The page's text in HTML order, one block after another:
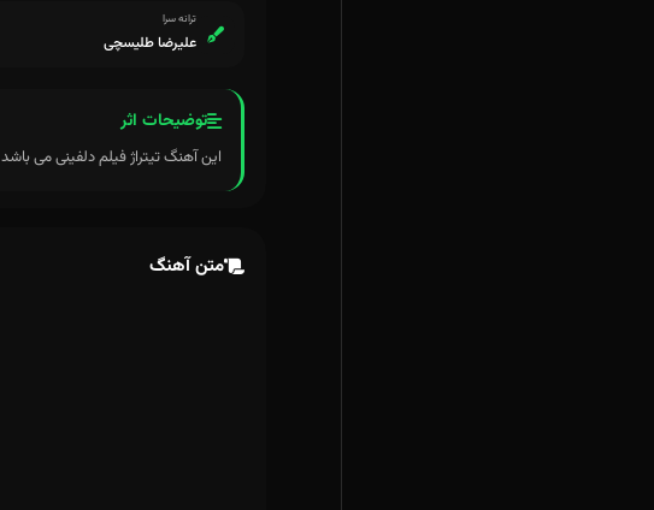
ترانه سرا
علیرضا طلیسچی
توضیحات اثر
این آهنگ تیتراژ فیلم دلفینی می باشد
متن آهنگ